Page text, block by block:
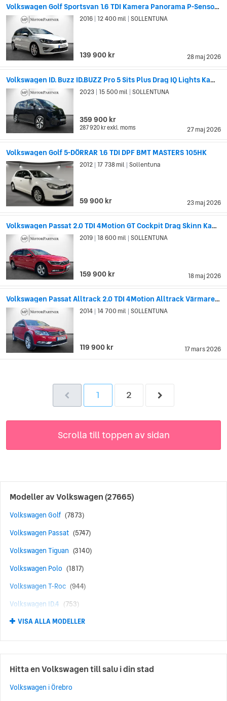
Volkswagen Golf Sportsvan 1.6 TDI Kamera Panorama P-Sensorer Euro 6
28 maj 2026
2016 12 400 mil SOLLENTUNA
139 900 kr
Volkswagen ID. Buzz ID.BUZZ Pro 5 Sits Plus Drag IQ Lights Kamera 82 kWh
27 maj 2026
2023 15 500 mil SOLLENTUNA
359 900 kr
287 920 krexkl. moms
Volkswagen Golf 5-DÖRRAR 1.6 TDI DPF BMT MASTERS 105HK
23 maj 2026
2012 17 738 mil Sollentuna
59 900 kr
Volkswagen Passat 2.0 TDI 4Motion GT Cockpit Drag Skinn Kamera
18 maj 2026
2019 18 600 mil SOLLENTUNA
159 900 kr
Volkswagen Passat Alltrack 2.0 TDI 4Motion Alltrack Värmare Kamera Dragkrok
17 mars 2026
2014 14 700 mil SOLLENTUNA
119 900 kr
1 2
Scrolla till toppen av sidan
Modeller avVolkswagen(27665)
Volkswagen Golf (7873)
Volkswagen Passat (5747)
Volkswagen Tiguan (3140)
Volkswagen Polo (1817)
Volkswagen T-Roc (944)
Volkswagen ID.4 (753)
Volkswagen Caddy (574)
Volkswagen Passat Alltrack (541)
Volkswagen Touareg (532)
Volkswagen Sharan (494)
Volkswagen ID.3 (493)
VISA ALLA MODELLER
Hitta en Volkswagen till salu i din stad
Volkswagen i Örebro